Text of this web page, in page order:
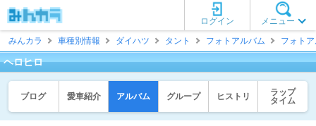
メニュー
ログイン
みんカラ
車種別情報 ダイハツ タント フォトアルバム フォト
ヘロヒロ
ブログ 愛車紹介 アルバム グループ ヒストリ
ラップ
タイム